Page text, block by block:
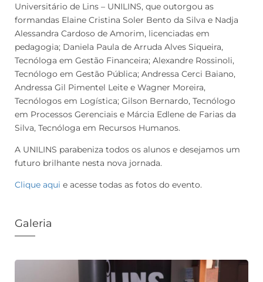
Universitário de Lins – UNILINS, que outorgou as
formandas Elaine Cristina Soler Bento da Silva e Nadja
Alessandra Cardoso de Amorim, licenciadas em
pedagogia; Daniela Paula de Arruda Alves Siqueira,
Tecnóloga em Gestão Financeira; Alexandre Rossinoli,
Tecnólogo em Gestão Pública; Andressa Cerci Baiano,
Andressa Gil Pimentel Leite e Wagner Moreira,
Tecnólogos em Logística; Gilson Bernardo, Tecnólogo
em Processos Gerenciais e Márcia Edlene de Farias da
Silva, Tecnóloga em Recursos Humanos.
A UNILINS parabeniza todos os alunos e desejamos um
futuro brilhante nesta nova jornada.
Clique aqui e acesse todas as fotos do evento.
Galeria